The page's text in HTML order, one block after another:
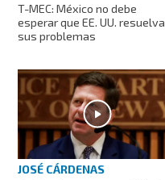
T-MEC: México no debe
esperar que EE. UU. resuelva
sus problemas
JOSÉ CÁRDENAS